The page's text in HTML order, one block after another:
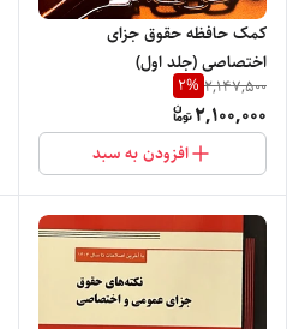
کمک حافظه حقوق جزای
اختصاصی (جلد اول)
2,147,500
2%
2,100,000
افزودن به سبد